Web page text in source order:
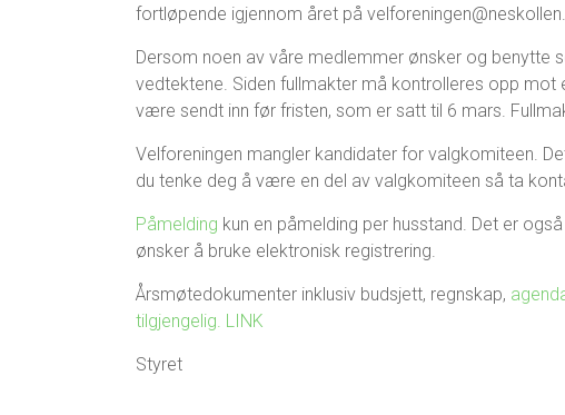
fortløpende igjennom året på
Dersom noen av våre medlemmer ønsker og benytte
vedtektene. Siden fullmakter må kontrolleres opp
være sendt inn før fristen, som er satt til 6 mars.
Velforeningen mangler kandidater for valgkomiteen.
du tenke deg å være en del av valgkomiteen så ta
Påmelding kun en påmelding per husstand. Det er
ønsker å bruke elektronisk registrering.
Årsmøtedokumenter inklusiv budsjett, regnskap,
tilgjengelig. LINK
Styret